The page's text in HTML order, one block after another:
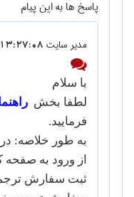
پاسخ ها به این پیام
مدیر سایت 13:27:08 1396/08/13
با سلام
لطفا بخش
فرمایید.
به طور خلاصه:
از ور ود به صفحه
ثبت سفارش